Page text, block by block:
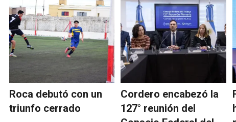
Roca debutó con un
triunfo cerrado
Cordero encabezó la
127° reunión del